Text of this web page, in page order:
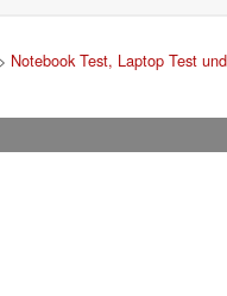
> Notebook Test, Laptop Test